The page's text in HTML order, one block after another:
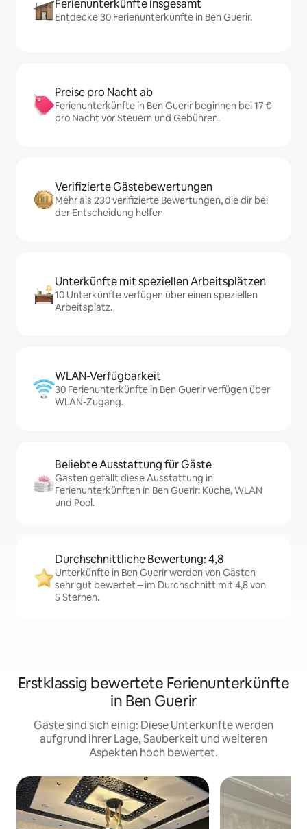
Ferienunterkünfte insgesamt
Entdecke 30 Ferienunterkünfte in Ben Guerir.
Preise pro Nacht ab
Ferienunterkünfte in Ben Guerir beginnen bei 17 €
pro Nacht vor Steuern und Gebühren.
Verifizierte Gästebewertungen
Mehr als 230 verifizierte Bewertungen, die dir bei
der Entscheidung helfen
Unterkünfte mit speziellen Arbeitsplätzen
10 Unterkünfte verfügen über einen speziellen
Arbeitsplatz.
WLAN-Verfügbarkeit
30 Ferienunterkünfte in Ben Guerir verfügen über
WLAN-Zugang.
Beliebte Ausstattung für Gäste
Gästen gefällt diese Ausstattung in
Ferienunterkünften in Ben Guerir: Küche, WLAN
und Pool.
Durchschnittliche Bewertung: 4,8
Unterkünfte in Ben Guerir werden von Gästen
sehr gut bewertet – im Durchschnitt mit 4,8 von
5 Sternen.
Erstklassig bewertete Ferienunterkünfte
in Ben Guerir
Gäste sind sich einig: Diese Unterkünfte werden
aufgrund ihrer Lage, Sauberkeit und weiteren
Aspekten hoch bewertet.